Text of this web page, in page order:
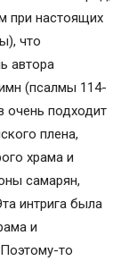
при настоящих
что
автора
(псалмы 114-
очень подходит
плена,
храма и
самарян,
интрига была
и
то